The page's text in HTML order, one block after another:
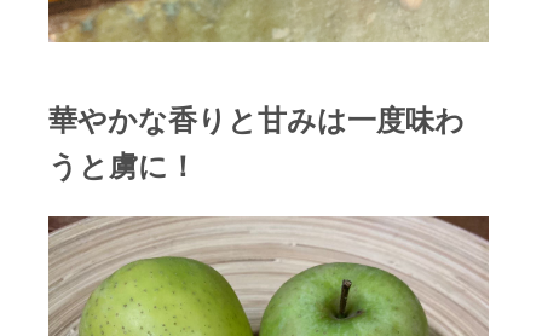
華やかな香りと甘みは一度味わ
うと虜に！